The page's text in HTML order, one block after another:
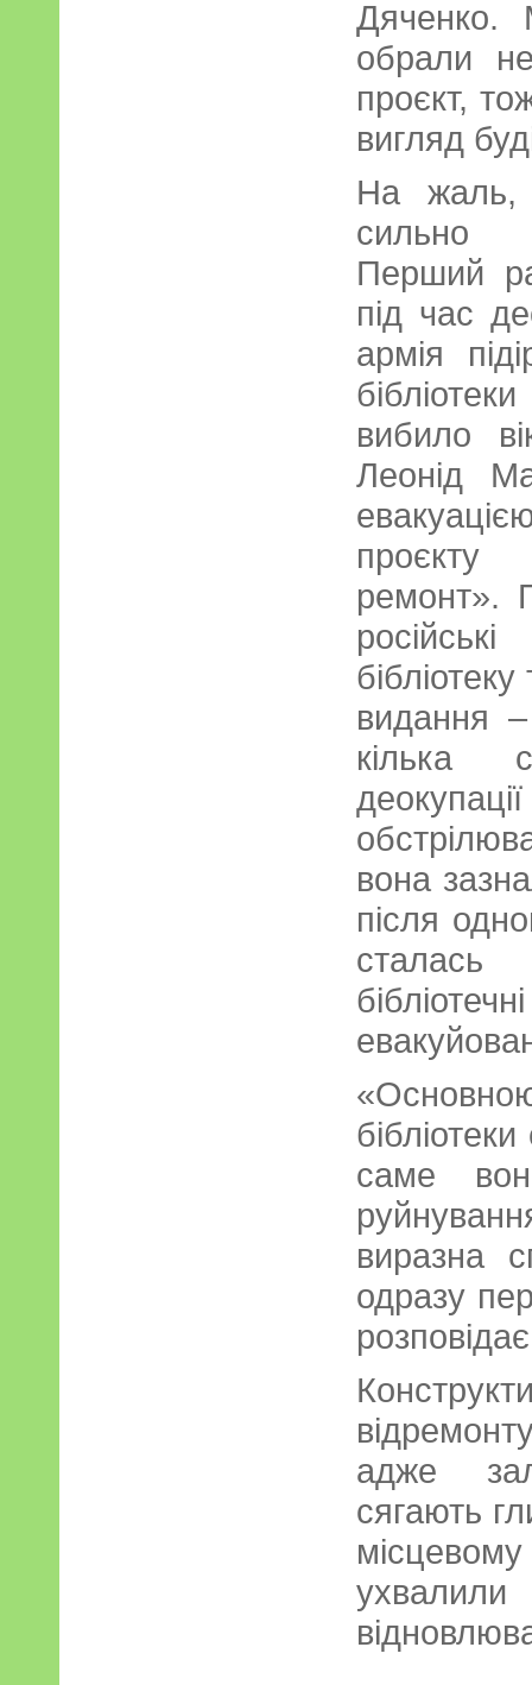
Дяченко.
обрали
проєкт,
вигляд
На жаль,
сильно
Перший
під час
армія
вибило
Леонід
проєкту
ремонт».
бібліотеку
видання
кілька
вона
після
саме
виразна
одразу
адже
сягають
ухвалили